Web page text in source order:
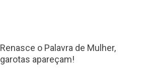
Renasce o Palavra de Mulher,
garotas apareçam!